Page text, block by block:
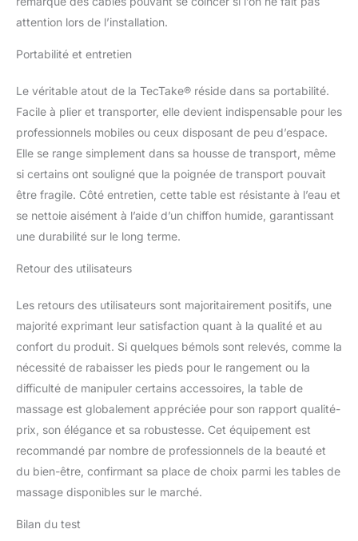
détachable, notre table
de massage assure un
exigeants. Pliable en un
instant, elle se
transforme en un lit
pliant peu encombrant,
facile à transporter grâce
à sa housse de transport
dédiée, faisant d'elle la
table de massage pliante
STABILITÉ ET
table massage pliante est
bâtie sur un cadre en
aluminium léger mais
robuste, supportant
jusqu'à 230 kg. Les
pieds antidérapants en
plastique et les câbles
d'acier recouverts de
plastique garantissent
vous offrant ainsi une
sécurité inégalée durant
attention lors de l’installation.
Portabilité et entretien
Le véritable atout de la TecTake® réside dans sa portabilité.
Facile à plier et transporter, elle devient indispensable pour les
professionnels mobiles ou ceux disposant de peu d’espace.
Elle se range simplement dans sa housse de transport, même
si certains ont souligné que la poignée de transport pouvait
être fragile. Côté entretien, cette table est résistante à l’eau et
se nettoie aisément à l’aide d’un chiffon humide, garantissant
une durabilité sur le long terme.
Retour des utilisateurs
Les retours des utilisateurs sont majoritairement positifs, une
majorité exprimant leur satisfaction quant à la qualité et au
confort du produit. Si quelques bémols sont relevés, comme la
nécessité de rabaisser les pieds pour le rangement ou la
difficulté de manipuler certains accessoires, la table de
massage est globalement appréciée pour son rapport qualité-
prix, son élégance et sa robustesse. Cet équipement est
recommandé par nombre de professionnels de la beauté et
du bien-être, confirmant sa place de choix parmi les tables de
massage disponibles sur le marché.
Bilan du test